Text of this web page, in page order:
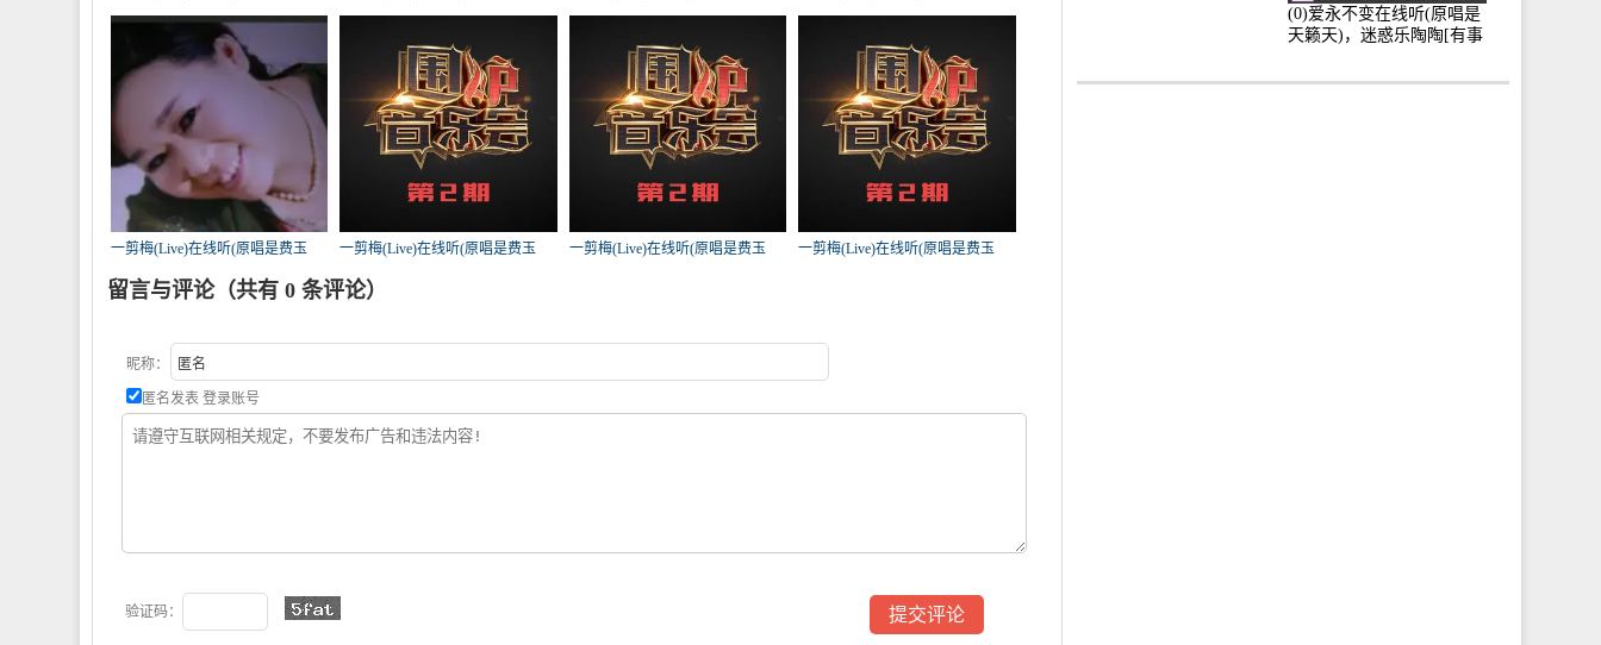
玛)，99演唱点播:149次
唱点播:88次
一剪梅(Live)在线听(原唱是费玉
清)，xiao演唱点播:87次
一剪梅(Live)在线听(原唱是费玉
清)，七月的雨^V^演唱点播:53次
一剪梅(Live)在线听(原唱是费玉
一剪梅(Live)在线听(原唱是费玉
留言与评论（共有 0 条评论）
昵称：
匿名发表 登录账号
验证码：
(0)爱永不变在线听(原唱是
天籁天)，迷惑乐陶陶[有事